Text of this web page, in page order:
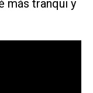
más tranqui y